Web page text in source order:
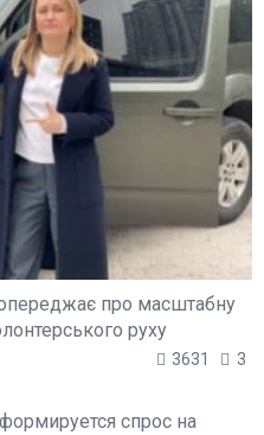
про масштабну
руху
3631 3
спрос на